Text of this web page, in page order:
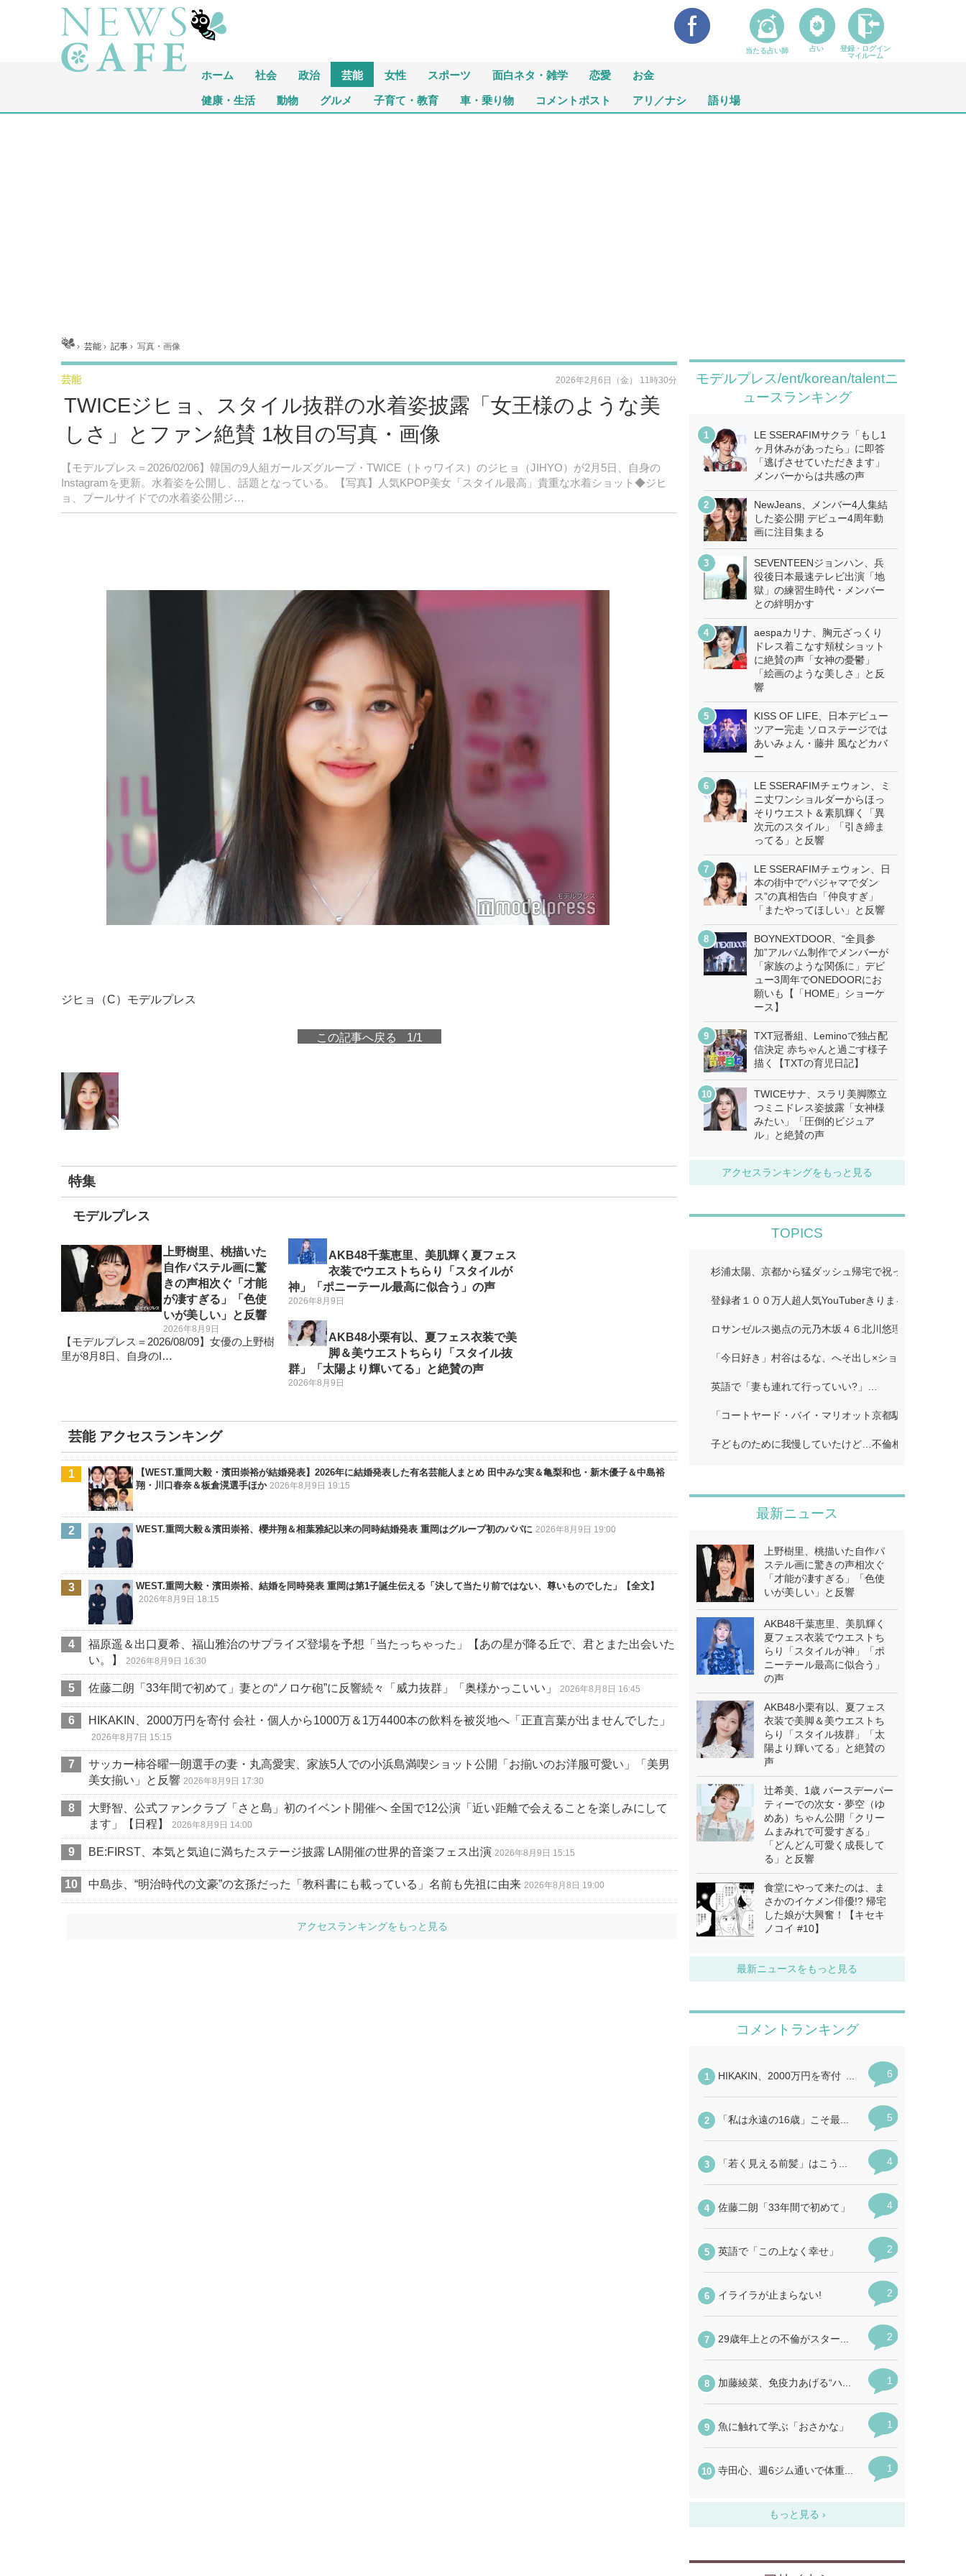
ホーム 社会 政治 芸能 女性 スポーツ 面白ネタ・雑学 恋愛 お金
健康・生活 動物 グルメ 子育て・教育 車・乗り物 コメントポスト アリ／ナシ 語り場
ホーム ›芸能 ›記事 ›写真・画像
TWICEジヒョ、スタイル抜群の水着姿披露「女王様のような美
しさ」とファン絶賛 1枚目の写真・画像
【モデルプレス＝2026/02/06】韓国の9人組ガールズグループ・TWICE（トゥワイス）のジヒョ（JIHYO）が2月5日、自身の
Instagramを更新。水着姿を公開し、話題となっている。【写真】人気KPOP美女「スタイル最高」貴重な水着ショット◆ジヒ
ョ、プールサイドでの水着姿公開ジ…
芸能 2026年2月6日（金） 11時30分
ジヒョ（C）モデルプレス
この記事へ戻る 1/1
特集
モデルプレス
上野樹里、桃描いた
自作パステル画に驚
きの声相次ぐ「才能
が凄すぎる」「色使
いが美しい」と反響
2026年8月9日
【モデルプレス＝2026/08/09】女優の上野樹
里が8月8日、自身のI…
AKB48千葉恵里、美肌輝く夏フェス
衣装でウエストちらり「スタイルが
神」「ポニーテール最高に似合う」の声
2026年8月9日
AKB48小栗有以、夏フェス衣装で美
脚＆美ウエストちらり「スタイル抜
群」「太陽より輝いてる」と絶賛の声
2026年8月9日
芸能 アクセスランキング
【WEST.重岡大毅・濱田崇裕が結婚発表】2026年に結婚発表した有名芸能人まとめ 田中みな実＆亀梨和也・新木優子＆中島裕
翔・川口春奈＆板倉滉選手ほか 2026年8月9日 19:15
WEST.重岡大毅＆濱田崇裕、櫻井翔＆相葉雅紀以来の同時結婚発表 重岡はグループ初のパパに 2026年8月9日 19:00
WEST.重岡大毅・濱田崇裕、結婚を同時発表 重岡は第1子誕生伝える「決して当たり前ではない、尊いものでした」【全文】
2026年8月9日 18:15
福原遥＆出口夏希、福山雅治のサプライズ登場を予想「当たっちゃった」【あの星が降る丘で、君とまた出会いた
い。】
2026年8月9日 16:30
佐藤二朗「33年間で初めて」妻との“ノロケ砲”に反響続々「威力抜群」「奥様かっこいい」 2026年8月8日 16:45
HIKAKIN、2000万円を寄付 会社・個人から1000万＆1万4400本の飲料を被災地へ「正直言葉が出ませんでした」
2026年8月7日 15:15
サッカー柿谷曜一朗選手の妻・丸高愛実、家族5人での小浜島満喫ショット公開「お揃いのお洋服可愛い」「美男
美女揃い」と反響 2026年8月9日 17:30
大野智、公式ファンクラブ「さと島」初のイベント開催へ 全国で12公演「近い距離で会えることを楽しみにして
ます」【日程】
2026年8月9日 14:00
BE:FIRST、本気と気迫に満ちたステージ披露 LA開催の世界的音楽フェス出演 2026年8月9日 15:15
中島歩、“明治時代の文豪”の玄孫だった「教科書にも載っている」名前も先祖に由来 2026年8月8日 19:00
アクセスランキングをもっと見る
モデルプレス/ent/korean/talentニ
ュースランキング
LE SSERAFIMサクラ「もし1
ヶ月休みがあったら」に即答
「逃げさせていただきます」
メンバーからは共感の声
NewJeans、メンバー4人集結
した姿公開 デビュー4周年動
画に注目集まる
SEVENTEENジョンハン、兵
役後日本最速テレビ出演「地
獄」の練習生時代・メンバー
との絆明かす
aespaカリナ、胸元ざっくり
ドレス着こなす頬杖ショット
に絶賛の声「女神の憂鬱」
「絵画のような美しさ」と反
響
KISS OF LIFE、日本デビュー
ツアー完走 ソロステージでは
あいみょん・藤井 風などカバ
ー
LE SSERAFIMチェウォン、ミ
ニ丈ワンショルダーからほっ
そりウエスト＆素肌輝く「異
次元のスタイル」「引き締ま
ってる」と反響
LE SSERAFIMチェウォン、日
本の街中で“パジャマでダン
ス”の真相告白「仲良すぎ」
「またやってほしい」と反響
BOYNEXTDOOR、“全員参
加”アルバム制作でメンバーが
「家族のような関係に」デビ
ュー3周年でONEDOORにお
願いも【「HOME」ショーケ
ース】
TXT冠番組、Leminoで独占配
信決定 赤ちゃんと過ごす様子
描く【TXTの育児日記】
TWICEサナ、スラリ美脚際立
つミニドレス姿披露「女神様
みたい」「圧倒的ビジュア
ル」と絶賛の声
アクセスランキングをもっと見る
TOPICS
杉浦太陽、京都から猛ダッシュ帰宅で祝った夢空ちゃ
登録者１００万人超人気YouTuberきりまる、婚約者と
ロサンゼルス拠点の元乃木坂４６北川悠理、美肌輝く
「今日好き」村谷はるな、へそ出し×ショートパンツ
英語で「妻も連れて行っていい?」…
「コートヤード・バイ・マリオット京都駅」…
子どものために我慢していたけど…不倫相手に「離婚
最新ニュース
上野樹里、桃描いた自作パ
ステル画に驚きの声相次ぐ
「才能が凄すぎる」「色使
いが美しい」と反響
AKB48千葉恵里、美肌輝く
夏フェス衣装でウエストち
らり「スタイルが神」「ポ
ニーテール最高に似合う」
の声
AKB48小栗有以、夏フェス
衣装で美脚＆美ウエストち
らり「スタイル抜群」「太
陽より輝いてる」と絶賛の
声
辻希美、1歳 バースデーパー
ティーでの次女・夢空（ゆ
めあ）ちゃん公開「クリー
ムまみれで可愛すぎる」
「どんどん可愛く成長して
る」と反響
食堂にやって来たのは、ま
さかのイケメン俳優!? 帰宅
した娘が大興奮！【キセキ
ノコイ #10】
最新ニュースをもっと見る
当たる占い師 占い
登録・ログイン
マイルーム